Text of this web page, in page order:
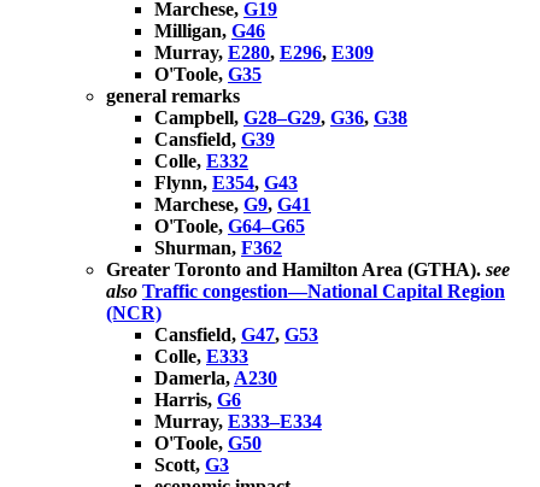
Marchese, G19
Milligan, G46
Murray, E280, E296, E309
O'Toole, G35
general remarks
Campbell, G28–G29, G36, G38
Cansfield, G39
Colle, E332
Flynn, E354, G43
Marchese, G9, G41
O'Toole, G64–G65
Shurman, F362
Greater Toronto and Hamilton Area (GTHA). see
also Traffic congestion—National Capital Region
(NCR)
Cansfield, G47, G53
Colle, E333
Damerla, A230
Harris, G6
Murray, E333–E334
O'Toole, G50
Scott, G3